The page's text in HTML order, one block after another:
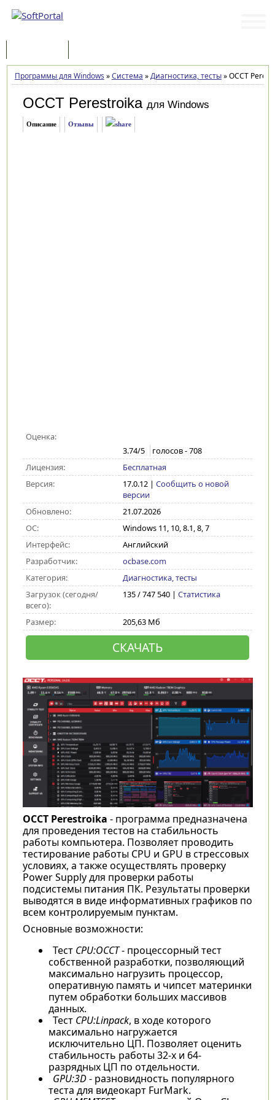
Программы для Windows »Система »Диагностика, тесты»OCCT
OCCT Perestroika для Windows
Описание Отзывы
Оценка:
3.74/5 голосов -708
Лицензия:
Бесплатная
Версия:
17.0.12| Сообщить о новой
версии
Обновлено:
21.07.2026
ОС:
Windows 11, 10, 8.1, 8, 7
Интерфейс:
Английский
Разработчик:
ocbase.com
Категория:
Диагностика, тесты
Загрузок (сегодня/
всего):
135 / 747 540 | Статистика
Размер: 205,63 Мб
СКАЧАТЬ
OCCT Perestroika - программа предназначена
для проведения тестов на стабильность
работы компьютера. Позволяет проводить
тестирование работы CPU и GPU в стрессовых
условиях, а также осуществлять проверку
Power Supply для проверки работы
подсистемы питания ПК. Результаты проверки
выводятся в виде информативных графиков по
всем контролируемым пунктам.
Основные возможности:
Тест CPU:OCCT- процессорный тест
собственной разработки, позволяющий
максимально нагрузить процессор,
оперативную память и чипсет материнки
путем обработки больших массивов
данных.
Тест CPU:Linpack, в ходе которого
максимально нагружается
исключительно ЦП. Позволяет оценить
стабильность работы 32-х и 64-
разрядных ЦП по отдельности.
GPU:3D- разновидность популярного
теста для видеокарт FurMark.